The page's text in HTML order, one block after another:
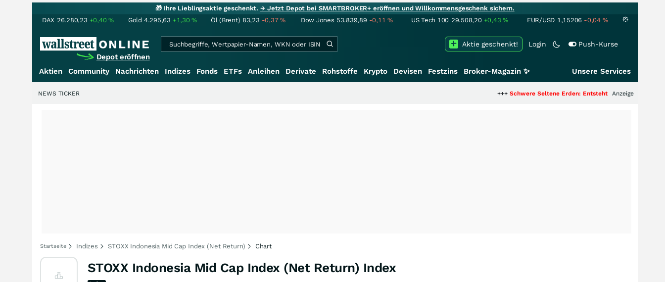
🎁 Ihre Lieblingsaktie geschenkt.→ Jetzt Depot bei SMARTBROKER+ eröffnen und Willkommensgeschenk sichern.
DAX 26.280,23 +0,40% Gold 4.295,63 +1,30% Öl (Brent) 83,23 -0,37% Dow Jones 53.839,89 -0,11% US Tech 100 29.508,20 +0,43% EUR/USD 1,15206 -0,04 %
Depot eröffnen
Login Push-Kurse
Aktie geschenkt!
Aktien Community Nachrichten Indizes Fonds ETFs Anleihen Derivate Rohstoffe Krypto Devisen Festzins Broker-Magazin ✨ Unsere Services
Schwere Seltene Erden: Entsteht hier die nächste
Anzeige
NEWS TICKER
Startseite Indizes STOXX Indonesia Mid Cap Index (Net Return) Chart
STOXX Indonesia Mid Cap Index (Net Return) Index